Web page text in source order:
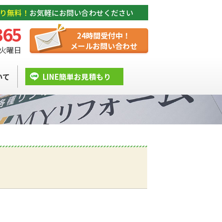
無料！ お気軽にお問い合わせください
曜日
24時間受付中！
メールお問い合わせ
LINE簡単お見積もり